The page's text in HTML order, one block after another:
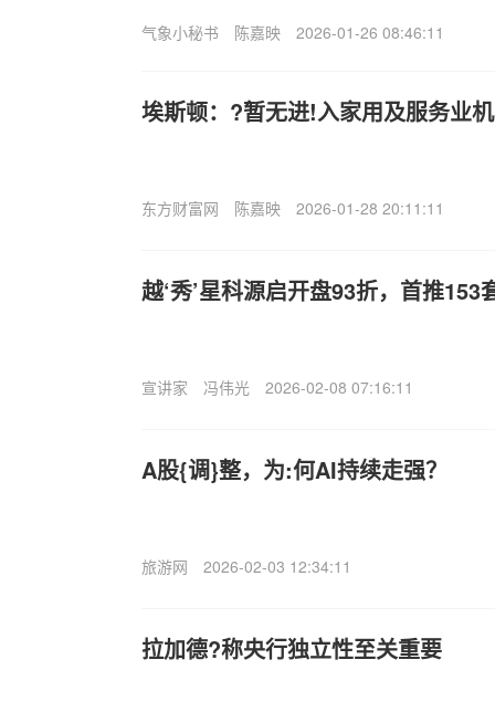
气象小秘书 陈嘉映 2026-01-26 08:46:11
埃斯顿：?暂无进!入家用及服务业
东方财富网 陈嘉映 2026-01-28 20:11:11
越‘秀’星科源启开盘93折，首推
宣讲家 冯伟光 2026-02-08 07:16:11
A股{调}整，为:何AI持续走强？
旅游网 2026-02-03 12:34:11
拉加德?称央行独立性至关重要